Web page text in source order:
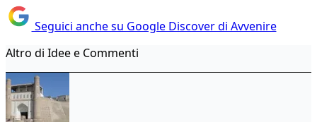
Seguici anche su Google Discover di Avvenire
Altro di Idee e Commenti